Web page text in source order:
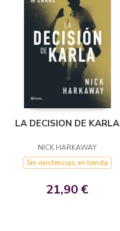
LA DECISION DE KARLA
NICK HARKAWAY
Sin existencias en tienda
21,90 €